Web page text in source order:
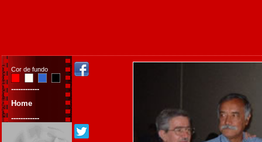
Cor de fundo
------------
Home
------------